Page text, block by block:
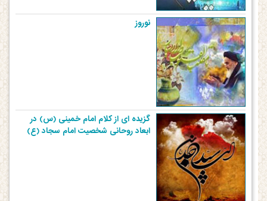
نوروز
گزیده ای از کلام امام خمینی (س) در
ابعاد روحانی شخصیت امام سجاد (ع)